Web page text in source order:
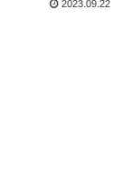
2023.09.22